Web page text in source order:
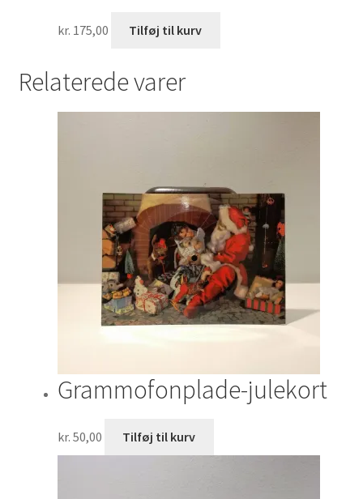
kr. 175,00 Tilføj til kurv
Relaterede varer
Grammofonplade-julekort
kr. 50,00 Tilføj til kurv